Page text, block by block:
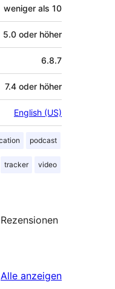
weniger als 10
5.0 oder höher
6.8.7
7.4 oder höher
English (US)
podcast
tracker video
Alle Rezensionen
anzeigen